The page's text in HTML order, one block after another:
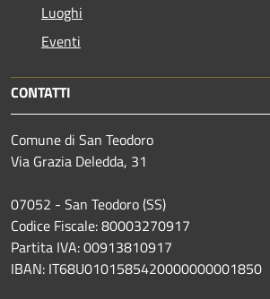
Luoghi
Eventi
CONTATTI
Comune di San Teodoro
Via Grazia Deledda, 31
07052 - San Teodoro (SS)
Codice Fiscale: 80003270917
Partita IVA: 00913810917
IBAN: IT68U0101585420000000001850